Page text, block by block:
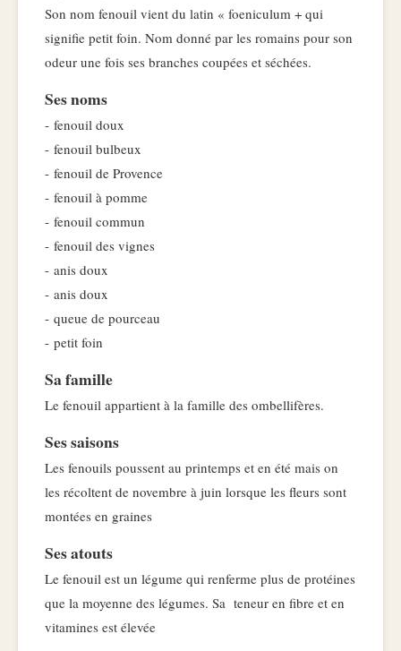
Son nom fenouil vient du latin « foeniculum + qui
signifie petit foin. Nom donné par les romains pour son
odeur une fois ses branches coupées et séchées.
Ses noms
- fenouil doux
- fenouil bulbeux
- fenouil de Provence
- fenouil à pomme
- fenouil commun
- fenouil des vignes
- anis doux
- anis doux
- queue de pourceau
- petit foin
Sa famille
Le fenouil appartient à la famille des ombellifères.
Ses saisons
Les fenouils poussent au printemps et en été mais on
les récoltent de novembre à juin lorsque les fleurs sont
montées en graines
Ses atouts
Le fenouil est un légume qui renferme plus de protéines
que la moyenne des légumes. Sa teneur en fibre et en
vitamines est élevée